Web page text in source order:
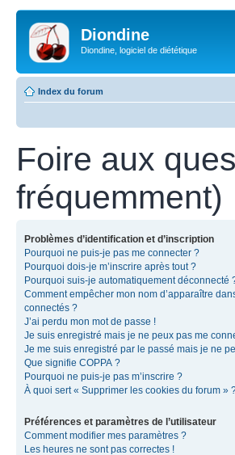
Diondine
Diondine, logiciel de diététique
Index du forum
Foire aux
fréquemment)
Problèmes d’identification et d’inscription
Pourquoi ne puis-je pas me connecter ?
Pourquoi dois-je m’inscrire après tout ?
Pourquoi suis-je automatiquement déconnecté
Comment empêcher mon nom d’apparaître
connectés ?
J’ai perdu mon mot de passe !
Je suis enregistré mais je ne peux pas me
Je me suis enregistré par le passé mais je ne
Que signifie COPPA ?
Pourquoi ne puis-je pas m’inscrire ?
À quoi sert « Supprimer les cookies du forum »
Préférences et paramètres de l’utilisateur
Comment modifier mes paramètres ?
Les heures ne sont pas correctes !